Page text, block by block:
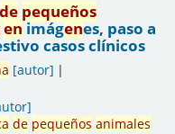
de pequeños
enimágenes, paso a
casos clínicos
a [autor]
de pequeños animales